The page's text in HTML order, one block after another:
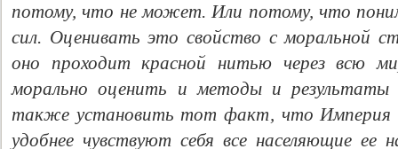
потому, что не может. Или потому, что
сил. Оценивать это свойство с моральной
оно проходит красной нитью через всю
морально оценить и методы и
также установить тот факт, что Империя
удобнее чувствуют себя все населяющие ее